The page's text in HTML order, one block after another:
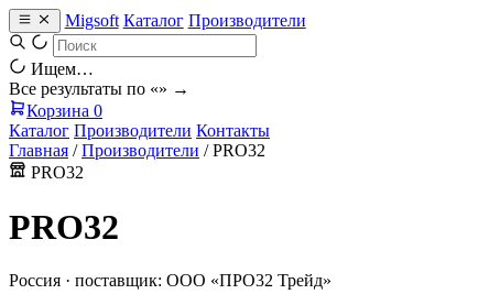
Migsoft Каталог Производители
Ищем…
Все результаты по «» →
Корзина 0
Каталог Производители Контакты
Главная / Производители / PRO32
PRO32
PRO32
Россия · поставщик: ООО «ПРО32 Трейд»